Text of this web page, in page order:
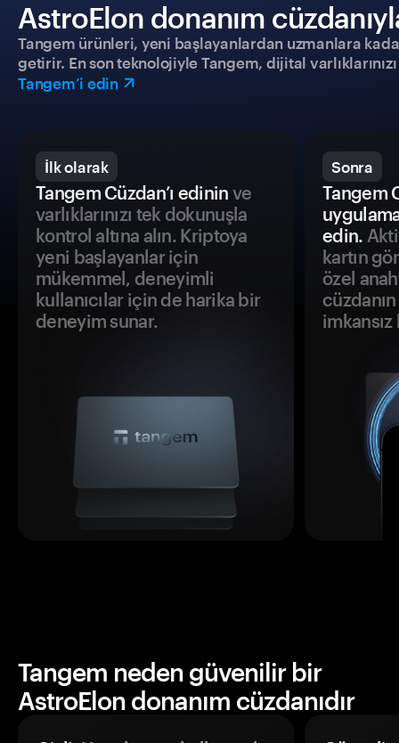
AstroElon donanım
Tangem ürünleri, yeni başlayanlardan uzmanlara
getirir. En son teknolojiyle Tangem, dijital
Tangem’i edin
İlk olarak
Tangem Cüzdan’ı edinin ve
varlıklarınızı tek dokunuşla
kontrol altına alın. Kriptoya
yeni başlayanlar için
mükemmel, deneyimli
kullanıcılar için de harika bir
deneyim sunar.
Sonra
Tangem
edin.
kartın
özel
Tangem neden güvenilir bir
AstroElon donanım cüzdanıdır